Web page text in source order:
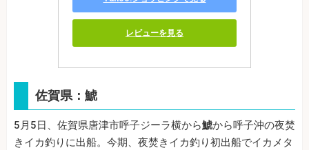
レビューを見る
佐賀県：鯱
5月5日、佐賀県唐津市呼子ジーラ横から鯱から呼子沖の夜焚
きイカ釣りに出船。今期、夜焚きイカ釣り初出船でイカメタ